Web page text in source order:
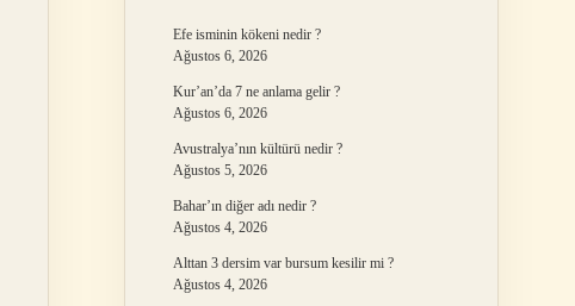
Efe isminin kökeni nedir ?
Ağustos 6, 2026
Kur’an’da 7 ne anlama gelir ?
Ağustos 6, 2026
Avustralya’nın kültürü nedir ?
Ağustos 5, 2026
Bahar’ın diğer adı nedir ?
Ağustos 4, 2026
Alttan 3 dersim var bursum kesilir mi ?
Ağustos 4, 2026